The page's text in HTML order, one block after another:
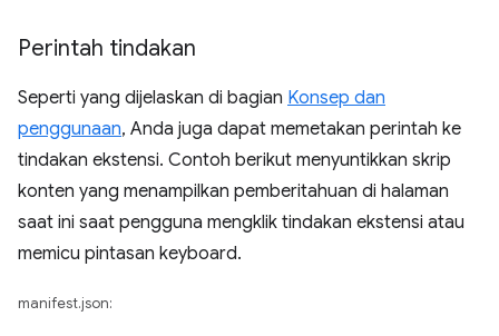
Perintah tindakan
Seperti yang dijelaskan di bagian Konsep dan
penggunaan, Anda juga dapat memetakan perintah ke
tindakan ekstensi. Contoh berikut menyuntikkan skrip
konten yang menampilkan pemberitahuan di halaman
saat ini saat pengguna mengklik tindakan ekstensi atau
memicu pintasan keyboard.
manifest.json: